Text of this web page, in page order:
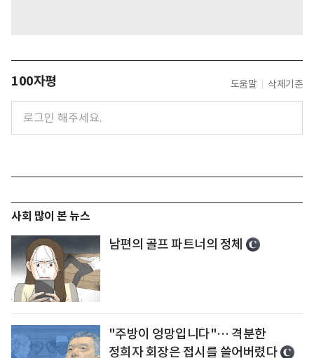
100자평 도움말 삭제기준
사회 많이 본 뉴스
남편의 골프 파트너의 정체
"주방이 엉망입니다"… 격분한
정희자 회장은 접시를 쓸어버렸다